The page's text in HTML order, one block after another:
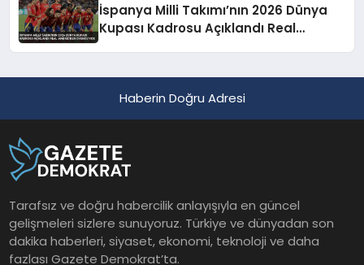
İspanya Milli Takımı’nın 2026 Dünya
Kupası Kadrosu Açıklandı Real
Haberin Doğru Adresi
Tarafsız ve doğru habercilik anlayışıyla en güncel
gelişmeleri sizlere sunuyoruz. Türkiye ve dünyadan son
dakika haberleri, siyaset, ekonomi, teknoloji ve daha
fazlası Gazete Demokrat’ta.